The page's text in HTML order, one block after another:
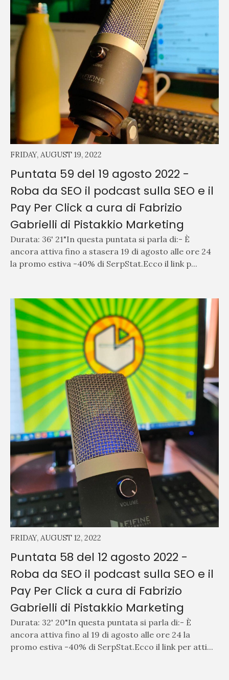
FRIDAY, AUGUST 19, 2022
Puntata 59 del 19 agosto 2022 -
Roba da SEO il podcast sulla SEO e il
Pay Per Click a cura di Fabrizio
Gabrielli di Pistakkio Marketing
Durata: 36' 21"In questa puntata si parla di:- È
ancora attiva fino a stasera 19 di agosto alle ore 24
la promo estiva -40% di SerpStat.Ecco il link p...
FRIDAY, AUGUST 12, 2022
Puntata 58 del 12 agosto 2022 -
Roba da SEO il podcast sulla SEO e il
Pay Per Click a cura di Fabrizio
Gabrielli di Pistakkio Marketing
Durata: 32' 20"In questa puntata si parla di:- È
ancora attiva fino al 19 di agosto alle ore 24 la
promo estiva -40% di SerpStat.Ecco il link per atti...